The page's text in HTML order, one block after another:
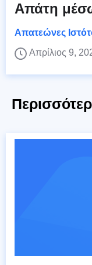
Απάτη
Απατεώνες
Απρίλιος 9,